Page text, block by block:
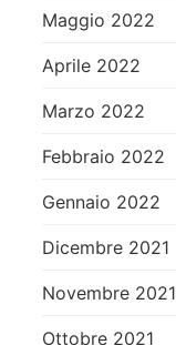
Maggio 2022
Aprile 2022
Marzo 2022
Febbraio 2022
Gennaio 2022
Dicembre 2021
Novembre 2021
Ottobre 2021